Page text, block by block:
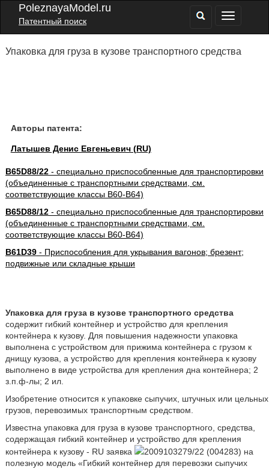
PoleznayaModel.ru
Патентный поиск
Упаковка для груза в кузове транспортного средства
Авторы патента:
Латышев Денис Евгеньевич (RU)
B65D88/22- специально приспособленные для транспортировки
(объединенные с транспортными средствами, см.
соответствующие классы B60-B64)
B65D88/12- специально приспособленные для транспортировки
(объединенные с транспортными средствами, см.
соответствующие классы B60-B64)
B61D39- Приспособления для укрывания вагонов; брезент;
подвижные или складные крыши
Упаковка для груза в кузове транспортного средства
содержит гибкий контейнер и устройство для крепления
контейнера к кузову. Для повышения надежности упаковка
выполнена с устройством для прижима контейнера с грузом к
днищу кузова, а устройство для крепления контейнера к кузову
выполнено в виде устройства для крепления дна контейнера; 2
з.п.ф-лы; 2 ил.
Изобретение относится к упаковке сыпучих, штучных или цельных
грузов, перевозимых транспортным средством.
Известна упаковка для груза в кузове транспортного, средства,
содержащая гибкий контейнер и устройство для крепления
контейнера к кузову - RU заявка
2009103279/22 (004283) на
полезную модель «Гибкий контейнер для перевозки сыпучих